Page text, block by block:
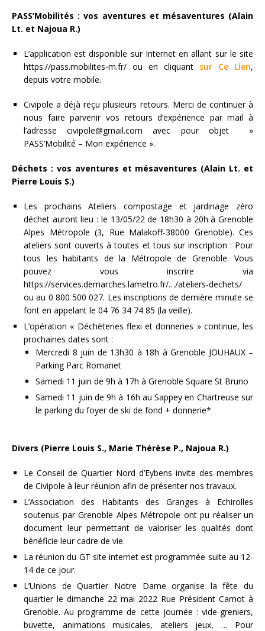
PASS’Mobilités : vos aventures et mésaventures (Alain
Lt. et Najoua R.)
L’application est disponible sur Internet en allant sur le site
https://pass.mobilites-m.fr/ ou en cliquant sur Ce Lien,
depuis votre mobile.
Civipole a déjà reçu plusieurs retours. Merci de continuer à
nous faire parvenir vos retours d’expérience par mail à
l’adresse civipole@gmail.com avec pour objet »
PASS’Mobilité – Mon expérience ».
Déchets : vos aventures et mésaventures (Alain Lt. et
Pierre Louis S.)
Les prochains Ateliers compostage et jardinage zéro
déchet auront lieu : le 13/05/22 de 18h30 à 20h à Grenoble
Alpes Métropole (3, Rue Malakoff-38000 Grenoble). Ces
ateliers sont ouverts à toutes et tous sur inscription : Pour
tous les habitants de la Métropole de Grenoble. Vous
pouvez vous inscrire via
https://services.demarches.lametro.fr/…/ateliers-dechets/
ou au 0 800 500 027. Les inscriptions de dernière minute se
font en appelant le 04 76 34 74 85 (la veille).
L’opération « Déchèteries flexi et donneries » continue, les
prochaines dates sont :
Mercredi 8 juin de 13h30 à 18h à Grenoble JOUHAUX –
Parking Parc Romanet
Samedi 11 juin de 9h à 17h à Grenoble Square St Bruno
Samedi 11 juin de 9h à 16h au Sappey en Chartreuse sur
le parking du foyer de ski de fond + donnerie*
Divers (Pierre Louis S., Marie Thérèse P., Najoua R.)
Le Conseil de Quartier Nord d’Eybens invite des membres
de Civipole à leur réunion afin de présenter nos travaux.
L’Association des Habitants des Granges à Echirolles
soutenus par Grenoble Alpes Métropole ont pu réaliser un
document leur permettant de valoriser les qualités dont
bénéficie leur cadre de vie.
La réunion du GT site internet est programmée suite au 12-
14 de ce jour.
L’Unions de Quartier Notre Dame organise la fête du
quartier le dimanche 22 mai 2022 Rue Président Carnot à
Grenoble. Au programme de cette journée : vide-greniers,
buvette, animations musicales, ateliers jeux, … Pour